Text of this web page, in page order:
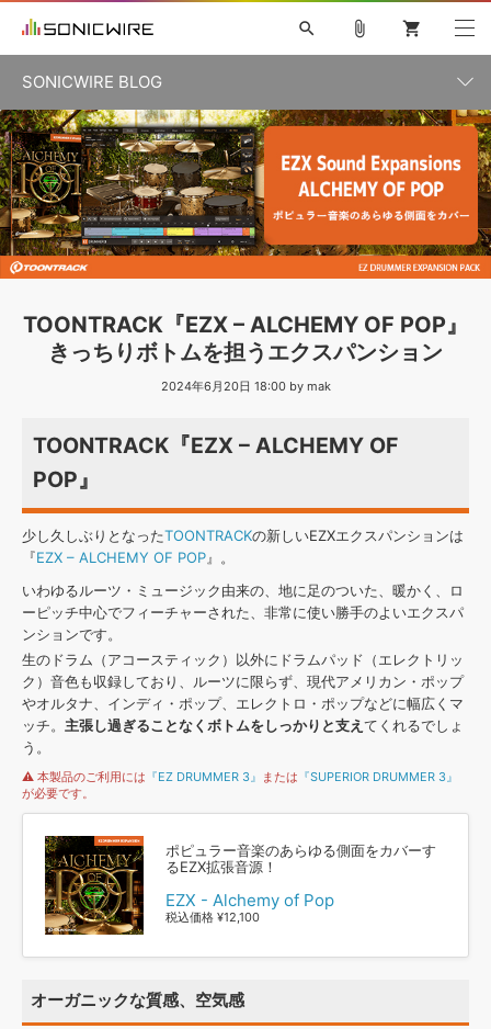
ソフト音源 »
プラグイン・エフェクト »
ソフトウェア／ツール »
効果音 »
BGM »
キャンペーン »
SONICWIREブログ »
製品サポート情報 »
FAQ »
お問い合わせ »
次世代型ボーカル・エディタ
APS 映像のBGM・ セリフを音声分離
SLS 音素材の制作・ ライセンス提供
search
初音ミク V4X 鏡音リン・レン V4X
ボーカル抜き出し
MEIKO V3 KAITO V3
MASSIVE
SYLENTH1
VOCALOID VIENNA
ライセンスフリーBGM
TOONTRACK
サンプルパックを試そう
シネマティック音源特集
EZdrummer2
KOTO NATION
ソフト音源 プラグイン・エフェクト サンプルパック
ソフトウェア／ツール DAW 効果音
attach_file shopping_cart
SONICWIRE BLOG
カテゴリ一覧
記事一覧
TOONTRACK『EZX – ALCHEMY OF POP』
きっちりボトムを担うエクスパンション
2024年6月20日 18:00 by mak
TOONTRACK『EZX – ALCHEMY OF
POP』
少し久しぶりとなったTOONTRACKの新しいEZXエクスパンションは
『EZX – ALCHEMY OF POP』。
いわゆるルーツ・ミュージック由来の、地に足のついた、暖かく、ロ
ーピッチ中心でフィーチャーされた、非常に使い勝手のよいエクスパ
ンションです。
生のドラム（アコースティック）以外にドラムパッド（エレクトリッ
ク）音色も収録しており、ルーツに限らず、現代アメリカン・ポップ
やオルタナ、インディ・ポップ、エレクトロ・ポップなどに幅広くマ
ッチ。 主張し過ぎることなくボトムをしっかりと支えてくれるでしょ
う。
⚠ 本製品のご利用には 『EZ DRUMMER 3』 または 『SUPERIOR DRUMMER 3』
が必要です。
ポピュラー音楽のあらゆる側面をカバーす
るEZX拡張音源！
EZX - Alchemy of Pop
税込価格 ¥12,100
オーガニックな質感、空気感